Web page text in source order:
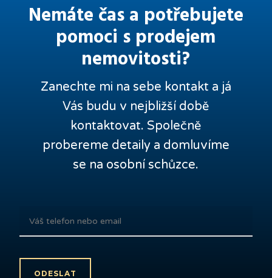
Nemáte čas a potřebujete
pomoci s prodejem
nemovitosti?
Zanechte mi na sebe kontakt a já
Vás budu v nejbližší době
kontaktovat. Společně
probereme detaily a domluvíme
se na osobní schůzce.